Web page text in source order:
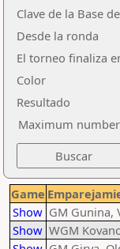
Clave de la Base
Desde la ronda
El torneo finaliza
Color
Resultado
Maximum
Game
Show GM Gunina,
Show WGM